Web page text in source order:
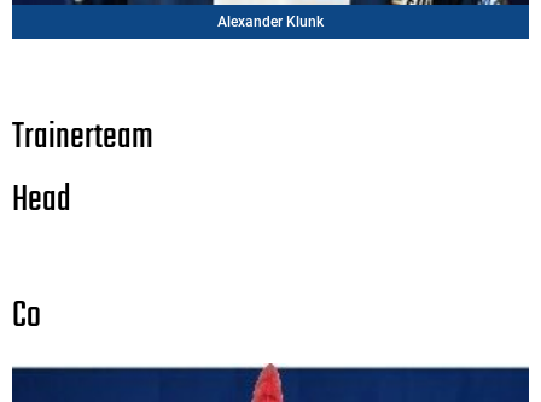
Alexander Klunk
Trainerteam
Head
Co